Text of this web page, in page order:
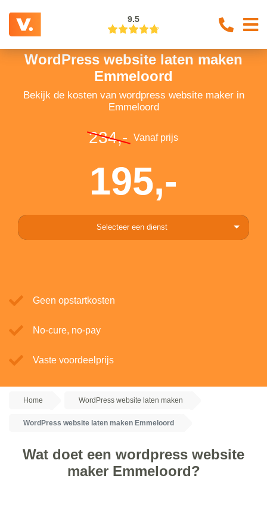
9.5
WordPress website laten maken
Emmeloord
Bekijk de kosten van wordpress website maker in
Emmeloord
234,- Vanaf prijs
195,-
Selecteer een dienst
Geen opstartkosten
No-cure, no-pay
Vaste voordeelprijs
Home WordPress website laten maken
WordPress website laten maken Emmeloord
Wat doet een wordpress website
maker Emmeloord?